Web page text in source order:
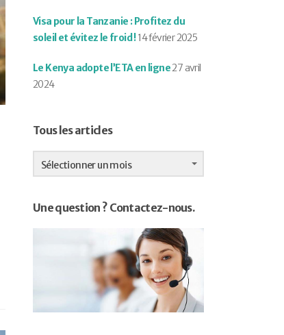
Visa pour la Tanzanie : Profitez du
soleil et évitez le froid !14 février 2025
Le Kenya adopte l’ETA en ligne27 avril
2024
Tous les articles
Tous
les
articles
Sélectionner un mois
Une question ? Contactez-nous.